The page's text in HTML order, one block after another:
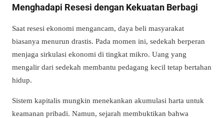
Menghadapi Resesi dengan Kekuatan Berbagi
Saat resesi ekonomi mengancam, daya beli masyarakat
biasanya menurun drastis. Pada momen ini, sedekah berperan
menjaga sirkulasi ekonomi di tingkat mikro. Uang yang
mengalir dari sedekah membantu pedagang kecil tetap bertahan
hidup.
Sistem kapitalis mungkin menekankan akumulasi harta untuk
keamanan pribadi. Namun, sejarah membuktikan bahwa